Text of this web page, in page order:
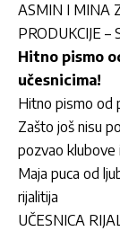
ASMIN I MINA
PRODUKCIJE –
Hitno pismo
učesnicima!
Hitno pismo od
Zašto još nisu
pozvao klubove
Maja puca od
rijalitija
UČESNICA